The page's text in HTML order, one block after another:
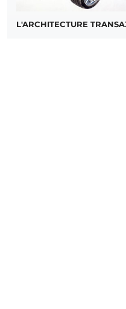
L'ARCHITECTURE